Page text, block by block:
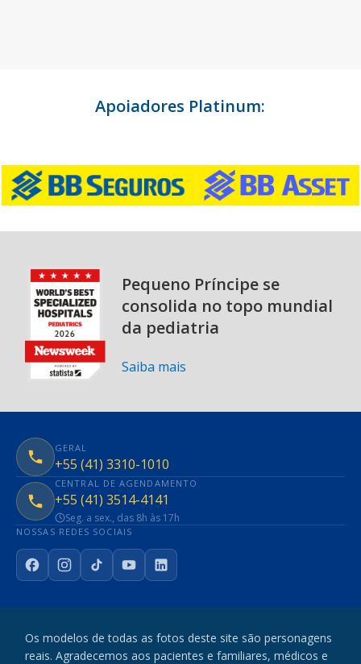
Apoiadores Platinum:
Pequeno Príncipe se
consolida no topo mundial
da pediatria
Saiba mais
GERAL
+55 (41) 3310-1010
CENTRAL DE AGENDAMENTO
+55 (41) 3514-4141
Seg. a sex., das 8h às 17h
NOSSAS REDES SOCIAIS
FacebookInstagram
TikTokYouTubeLinkedIn
Os modelos de todas as fotos deste site são personagens
reais. Agradecemos aos pacientes e familiares, médicos e